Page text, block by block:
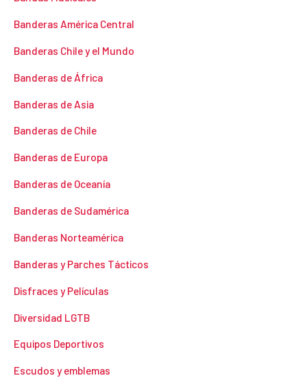
Banderas América Central
Banderas Chile y el Mundo
Banderas de África
Banderas de Asia
Banderas de Chile
Banderas de Europa
Banderas de Oceanía
Banderas de Sudamérica
Banderas Norteamérica
Banderas y Parches Tácticos
Disfraces y Películas
Diversidad LGTB
Equipos Deportivos
Escudos y emblemas